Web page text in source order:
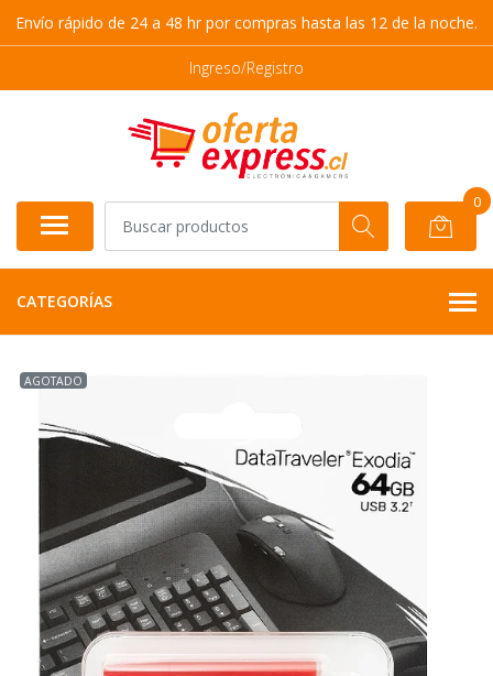
Envío rápido de 24 a 48 hr por compras hasta las 12 de la noche.
Ingreso/Registro
0
CATEGORÍAS
AGOTADO